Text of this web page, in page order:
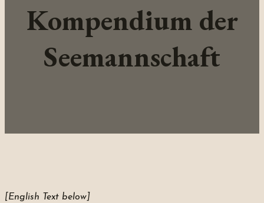
Kompendium der
Seemannschaft
[English Text below]